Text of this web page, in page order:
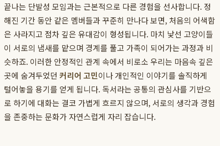
끝나는 단발성 모임과는 근본적으로 다른 경험을 선사합니다. 정
해진 기간 동안 같은 멤버들과 꾸준히 만나다 보면, 처음의 어색함
은 사라지고 점차 깊은 유대감이 형성됩니다. 마치 낯선 고양이들
이 서로의 냄새를 맡으며 경계를 풀고 가족이 되어가는 과정과 비
슷하죠. 이러한 안정적인 관계 속에서 비로소 우리는 마음속 깊은
곳에 숨겨두었던 커리어 고민이나 개인적인 이야기를 솔직하게
털어놓을 용기를 얻게 됩니다. 독서라는 공통의 관심사를 기반으
로 하기에 대화는 결코 가볍게 흐르지 않으며, 서로의 생각과 경험
을 존중하는 문화가 자연스럽게 자리 잡습니다.